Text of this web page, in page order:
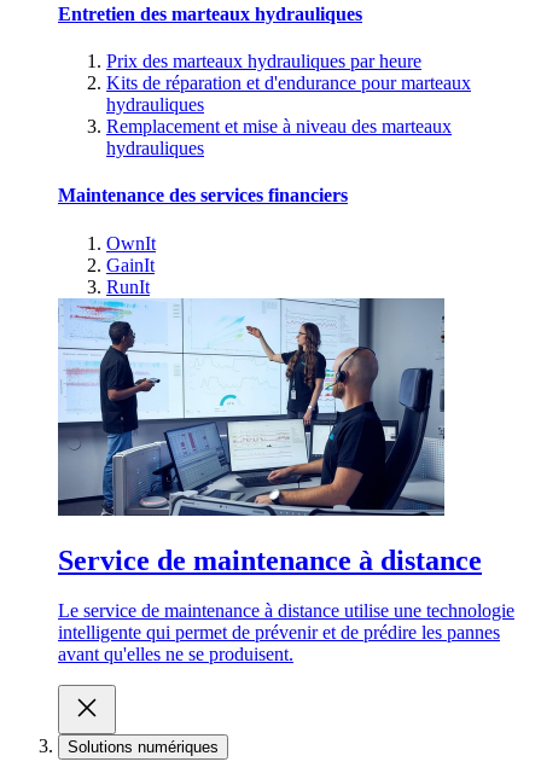
Entretien des marteaux hydrauliques
Prix des marteaux hydrauliques par heure
Kits de réparation et d'endurance pour marteaux
hydrauliques
Remplacement et mise à niveau des marteaux
hydrauliques
Maintenance des services financiers
OwnIt
GainIt
RunIt
Service de maintenance à distance
Le service de maintenance à distance utilise une technologie
intelligente qui permet de prévenir et de prédire les pannes
avant qu'elles ne se produisent.
Solutions numériques